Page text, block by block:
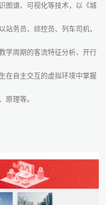
图谱、可视化等技术，以《城
务员、综控员、列车司机、
学周期的客流特征分析、开行
在自主交互的虚拟环境中掌握
原理等。